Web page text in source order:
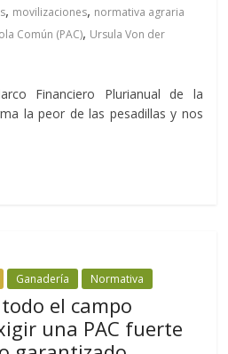
, movilizaciones, normativa agraria
Común (PAC), Ursula Von der
Financiero Plurianual de la
la peor de las pesadillas y nos
Ganadería Normativa
el campo
una PAC fuerte